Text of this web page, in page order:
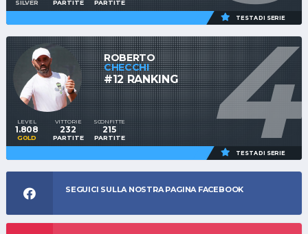
SILVER PARTITE PARTITE
TESTA DI SERIE
4
ROBERTO
CHECCHI
#12 RANKING
LEVEL
1.808
GOLD
VITTORIE
232
PARTITE
SCONFITTE
215
PARTITE
TESTA DI SERIE
SEGUICI SULLA NOSTRA PAGINA FACEBOOK